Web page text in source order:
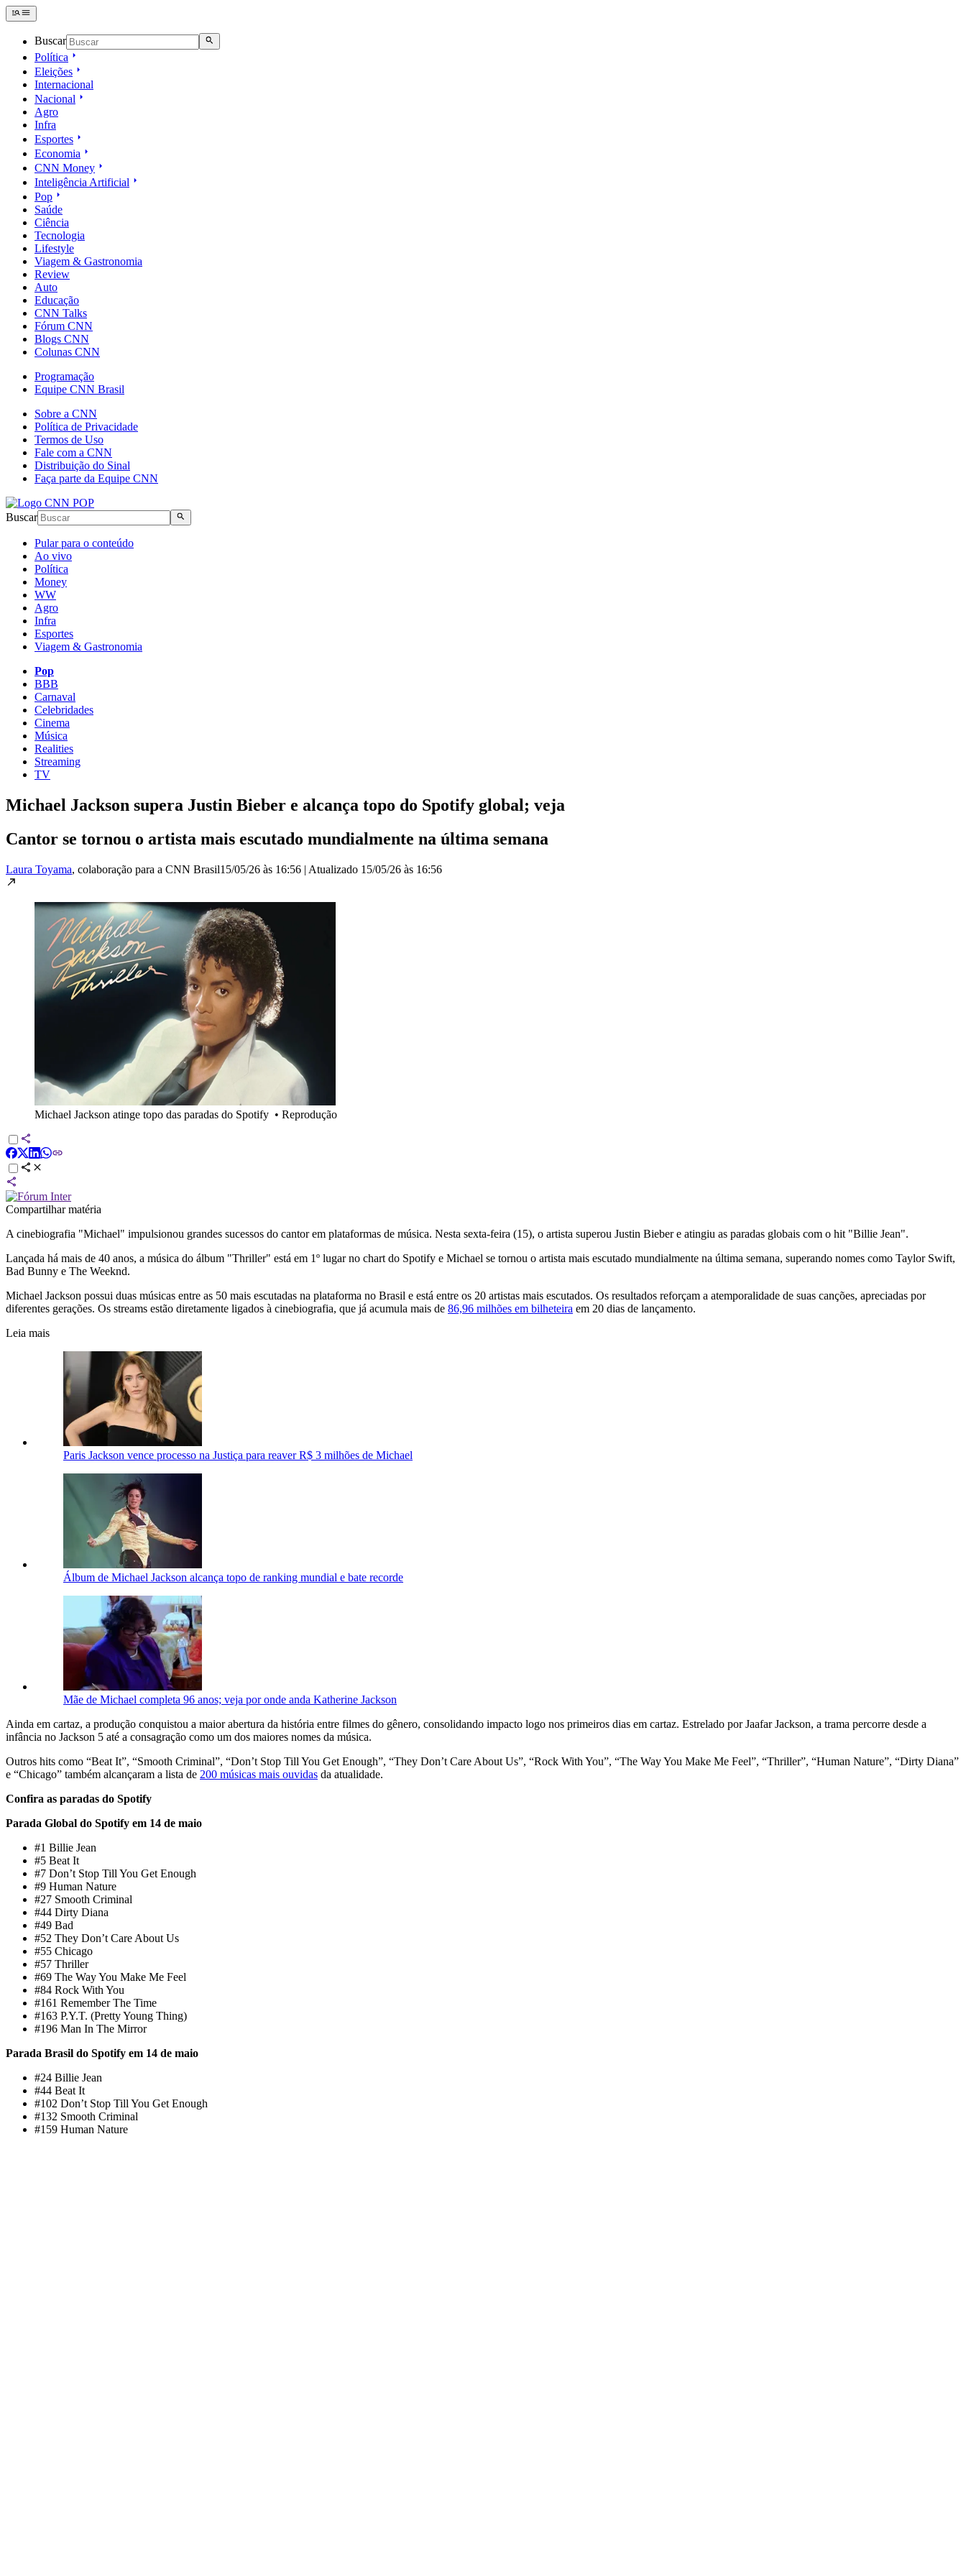
Buscar
Política
Eleições
Internacional
Nacional
Agro
Infra
Esportes
Economia
CNN Money
Inteligência Artificial
Pop
Saúde
Ciência
Tecnologia
Lifestyle
Viagem & Gastronomia
Review
Auto
Educação
CNN Talks
Fórum CNN
Blogs CNN
Colunas CNN
Programação
Equipe CNN Brasil
Sobre a CNN
Política de Privacidade
Termos de Uso
Fale com a CNN
Distribuição do Sinal
Faça parte da Equipe CNN
Buscar
Pular para o conteúdo
Ao vivo
Política
Money
WW
Agro
Infra
Esportes
Viagem & Gastronomia
Pop
BBB
Carnaval
Celebridades
Cinema
Música
Realities
Streaming
TV
Michael Jackson supera Justin Bieber e alcança topo do Spotify global; veja
Cantor se tornou o artista mais escutado mundialmente na última semana
Laura Toyama, colaboração para a CNN Brasil15/05/26 às 16:56 | Atualizado 15/05/26 às 16:56
Michael Jackson atinge topo das paradas do Spotify • Reprodução
Compartilhar matéria
A cinebiografia "Michael" impulsionou grandes sucessos do cantor em plataformas de música. Nesta sexta-feira (15), o artista superou Justin Bieber e atingiu as paradas globais com o hit "Billie Jean".
Lançada há mais de 40 anos, a música do álbum "Thriller" está em 1º lugar no chart do Spotify e Michael se tornou o artista mais escutado mundialmente na última semana, superando nomes como Taylor Swift,
Bad Bunny e The Weeknd.
Michael Jackson possui duas músicas entre as 50 mais escutadas na plataforma no Brasil e está entre os 20 artistas mais escutados. Os resultados reforçam a atemporalidade de suas canções, apreciadas por
diferentes gerações. Os streams estão diretamente ligados à cinebiografia, que já acumula mais de 86,96 milhões em bilheteira em 20 dias de lançamento.
Leia mais
Paris Jackson vence processo na Justiça para reaver R$ 3 milhões de Michael
Álbum de Michael Jackson alcança topo de ranking mundial e bate recorde
Mãe de Michael completa 96 anos; veja por onde anda Katherine Jackson
Ainda em cartaz, a produção conquistou a maior abertura da história entre filmes do gênero, consolidando impacto logo nos primeiros dias em cartaz. Estrelado por Jaafar Jackson, a trama percorre desde a
infância no Jackson 5 até a consagração como um dos maiores nomes da música.
Outros hits como “Beat It”, “Smooth Criminal”, “Don’t Stop Till You Get Enough”, “They Don’t Care About Us”, “Rock With You”, “The Way You Make Me Feel”, “Thriller”, “Human Nature”, “Dirty Diana”
e “Chicago” também alcançaram a lista de 200 músicas mais ouvidas da atualidade.
Confira as paradas do Spotify
Parada Global do Spotify em 14 de maio
#1 Billie Jean
#5 Beat It
#7 Don’t Stop Till You Get Enough
#9 Human Nature
#27 Smooth Criminal
#44 Dirty Diana
#49 Bad
#52 They Don’t Care About Us
#55 Chicago
#57 Thriller
#69 The Way You Make Me Feel
#84 Rock With You
#161 Remember The Time
#163 P.Y.T. (Pretty Young Thing)
#196 Man In The Mirror
Parada Brasil do Spotify em 14 de maio
#24 Billie Jean
#44 Beat It
#102 Don’t Stop Till You Get Enough
#132 Smooth Criminal
#159 Human Nature